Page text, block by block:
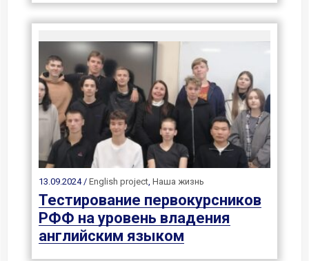
13.09.2024 / English project Наша жизнь
Тестирование первокурсников
РФФ на уровень владения
английским языком